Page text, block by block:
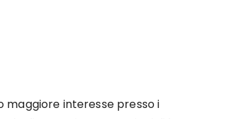
maggiore interesse presso i